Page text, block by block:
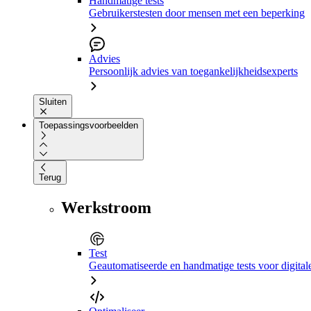
Gebruikerstesten door mensen met een beperking
Advies
Persoonlijk advies van toegankelijkheidsexperts
Sluiten
Toepassingsvoorbeelden
Terug
Werkstroom
Test
Geautomatiseerde en handmatige tests voor